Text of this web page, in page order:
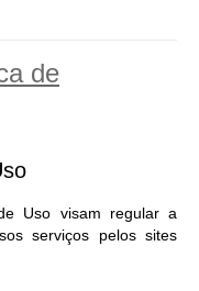
de
Uso visam regular a
serviços pelos sites